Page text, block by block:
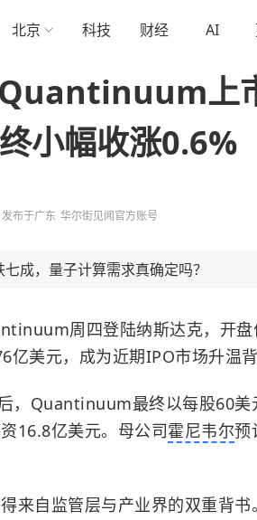
北京 科技 财经 AI
上
小幅收涨0.6%
发布于广东 华尔街见闻官方账号
成，量子计算需求真确定吗？
周四登陆纳斯达克，开
亿美元，成为近期IPO市场升温
，Quantinuum最终以每股60美
16.8亿美元。母公司霍尼韦尔预
来自监管层与产业界的双重背